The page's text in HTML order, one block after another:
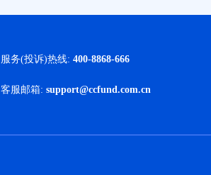
服务(投诉)热线: 400-8868-666
客服邮箱: support@ccfund.com.cn